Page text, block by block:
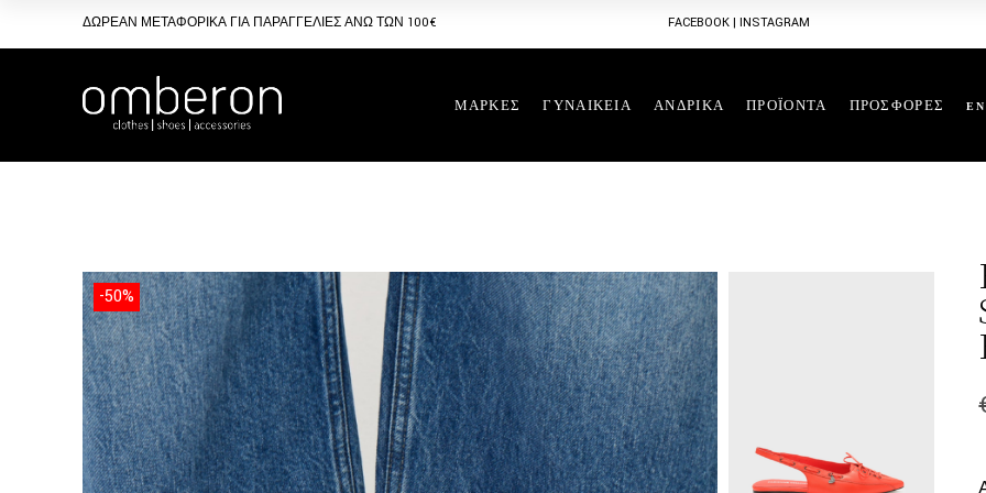
the
ΔΩΡΕΑΝ ΜΕΤΑΦΟΡΙΚΑ ΓΙΑ ΠΑΡΑΓΓΕΛΙΕΣ ΑΝΩ ΤΩΝ 100€ FACEBOOK |INSTAGRAM
ΜΑΡΚΕΣ ΓΥΝΑΙΚΕΙΑ ΑΝΔΡΙΚΑ ΠΡΟΪΟΝΤΑ ΠΡΟΣΦΟΡΕΣ EN
-50%